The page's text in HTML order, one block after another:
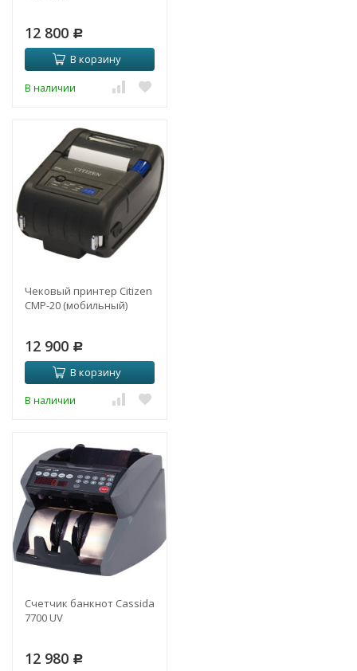
12 800 Р
В корзину
В наличии
Чековый принтер Citizen
CMP-20 (мобильный)
12 900 Р
В корзину
В наличии
Счетчик банкнот Cassida
7700 UV
12 980 Р